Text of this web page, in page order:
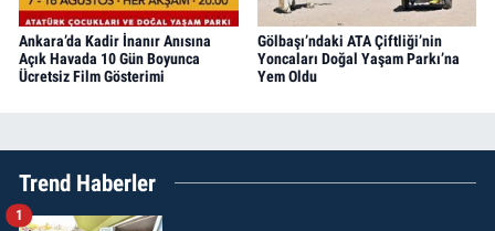
Ankara’da Kadir İnanır Anısına
Açık Havada 10 Gün Boyunca
Ücretsiz Film Gösterimi
Gölbaşı’ndaki ATA Çiftliği’nin
Yoncaları Doğal Yaşam Parkı’na
Yem Oldu
Trend Haberler
1